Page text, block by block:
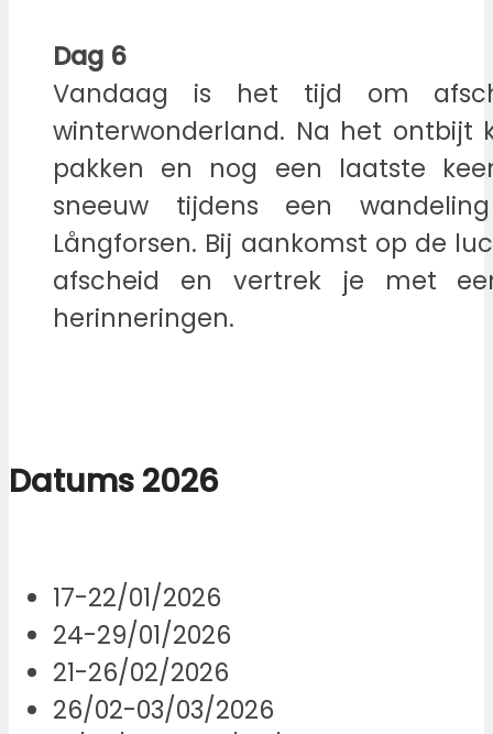
Dag 6
Vandaag is het tijd om
winterwonderland. Na het
pakken en nog een laatste
sneeuw tijdens een
Långforsen. Bij aankomst op de
afscheid en vertrek je met
herinneringen.
Datums 2026
17-22/01/2026
24-29/01/2026
21-26/02/2026
26/02-03/03/2026